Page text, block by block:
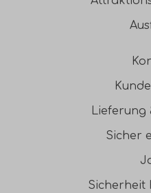
Lieferung
Sicher
Sicherheit